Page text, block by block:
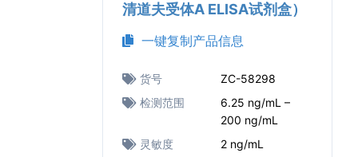
清道夫受体A ELISA试剂盒）
一键复制产品信息
货号
ZC-58298
检测范围
6.25 ng/mL –
200 ng/mL
灵敏度
2 ng/mL